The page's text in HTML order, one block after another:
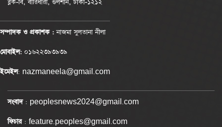
ব্লক-বি, বারিধারা, গুলশান, ঢাকা-১২১২
সম্পাদক ও প্রকাশক :নাজমা সুলতানা নীলা
মোবাইল: ০১৬২২৩৯৩৯৩৯
ইমেইল: nazmaneela@gmail.com
সংবাদ: peoplesnews2024@gmail.com
ফিচার: feature.peoples@gmail.com